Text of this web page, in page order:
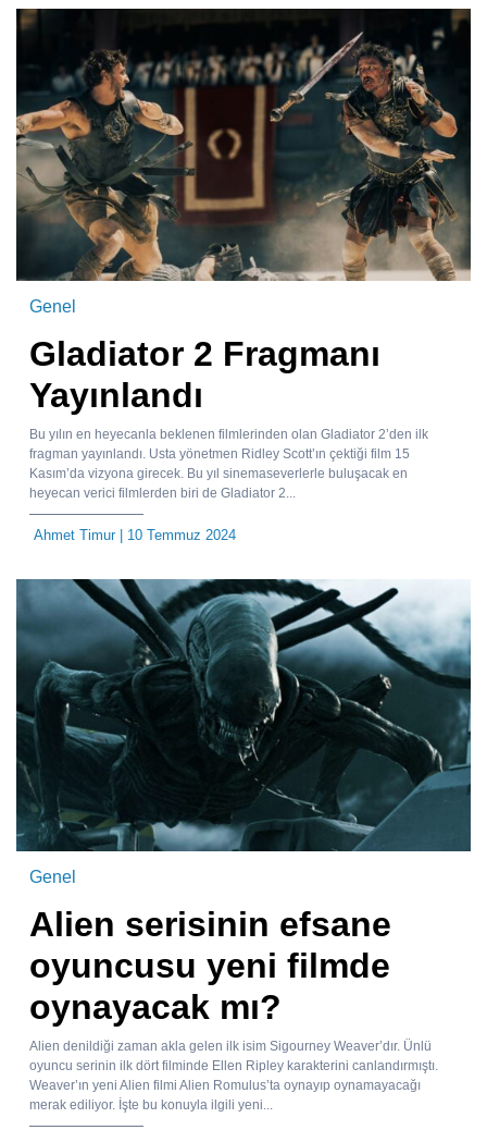
Genel
Gladiator 2 Fragmanı
Yayınlandı
Bu yılın en heyecanla beklenen filmlerinden olan Gladiator 2’den ilk
fragman yayınlandı. Usta yönetmen Ridley Scott’ın çektiği film 15
Kasım’da vizyona girecek. Bu yıl sinemaseverlerle buluşacak en
heyecan verici filmlerden biri de Gladiator 2...
Ahmet Timur| 10 Temmuz 2024
Genel
Alien serisinin efsane
oyuncusu yeni filmde
oynayacak mı?
Alien denildiği zaman akla gelen ilk isim Sigourney Weaver’dır. Ünlü
oyuncu serinin ilk dört filminde Ellen Ripley karakterini canlandırmıştı.
Weaver’ın yeni Alien filmi Alien Romulus’ta oynayıp oynamayacağı
merak ediliyor. İşte bu konuyla ilgili yeni...